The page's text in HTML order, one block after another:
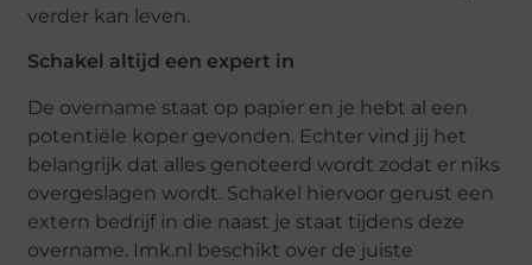
verder kan leven.
Schakel altijd een expert in
De overname staat op papier en je hebt al een
potentiële koper gevonden. Echter vind jij het
belangrijk dat alles genoteerd wordt zodat er niks
overgeslagen wordt. Schakel hiervoor gerust een
extern bedrijf in die naast je staat tijdens deze
overname. Imk.nl beschikt over de juiste